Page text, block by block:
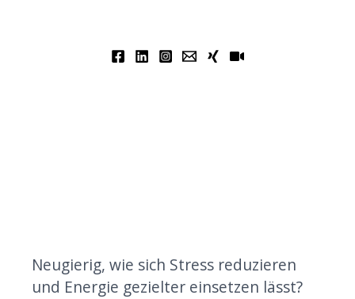
Neugierig, wie sich Stress reduzieren
und Energie gezielter einsetzen lässt?